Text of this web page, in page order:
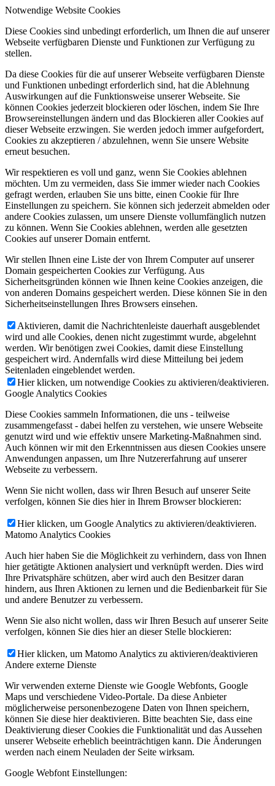
Slud
Camera Venus Furs
SunDog
MEMORIALS Golden Hours
Muddy Ruckus
The Third Mind
Buzzard Buzzard Buzzard
Glass Eye
Alex Maas
The Gluts
The Holy Spirit Of Nothing
Tucker Riggleman & The Cheap Dates
The Scratch
Stone Sober
The Black Keys Lawmaker
Nainnoh
Celestial Bums
Widowspeak Said Sara
Mdou Moctar
Bikini Beach
Saintes Liminal
The Gnomes
Khruangbin
Wild Wild Wets
Trestles
Japanese Television
The Monsters
Garcia Peoples
Hot Snakes
The Minks Small Field
Fountain
Salisman Communal Orchestration
The Eggmen Whoooooo!
Villagers
Stornoway The Dead Tongues
Sun Atoms
Langkamer
The Goa Express
Sharp Pins
Three Brothers And The Truth
Believe It It’s Easy
Black Lizard
Magic Shoppe The Everywheres
Fangus
Gunman And The Holy Ghost
HeadFirst
Cabin
The Avett Brothers
Floorbrothers
The Third Sound
The Rebels Of Tijuana
Abronia
The Ghosts Of The Underground
The Vacant Lots
Uncle Acid And The Deadbeats
Cherry Cosmos
Datura4
Unschooling
Fire In Her Eyes
Fragile Creatures
Marcus O'Neill
Federale
Steakhouse
The Lovetones
Acid Rooster
The Coalminers Grandson
The Coral
Goodbye June
Wildwood Morning
Richard Olson & The Familiars
Sleep Eaters
Native Sun
Flash Floods
Tijuana Hercules
Kids On A Crime Spree
Caroline Rose
Owen Tressider
The Clocks
No Age
Yea-Ming And The Rumours
All Them Witches
Mystic Braves
The Arthur Brothers
Sir Marmalade
Index For Working Musik
Devils Witches
Cousines Like Shit
Clothing Optional
Timothy B. Schmit
The WRS
Jadu Heart Cari Cari
Drivin N Cryin
Smoke
The Warlocks The Bamboos
The Albinos
The Dandy Warhols
Mandrake Handshake
The Shifting Sands
Notwendige Website Cookies
Diese Cookies sind unbedingt erforderlich, um Ihnen die auf unserer
Webseite verfügbaren Dienste und Funktionen zur Verfügung zu
stellen.
Da diese Cookies für die auf unserer Webseite verfügbaren Dienste
und Funktionen unbedingt erforderlich sind, hat die Ablehnung
Auswirkungen auf die Funktionsweise unserer Webseite. Sie
können Cookies jederzeit blockieren oder löschen, indem Sie Ihre
Browsereinstellungen ändern und das Blockieren aller Cookies auf
dieser Webseite erzwingen. Sie werden jedoch immer aufgefordert,
Cookies zu akzeptieren / abzulehnen, wenn Sie unsere Website
erneut besuchen.
Wir respektieren es voll und ganz, wenn Sie Cookies ablehnen
möchten. Um zu vermeiden, dass Sie immer wieder nach Cookies
gefragt werden, erlauben Sie uns bitte, einen Cookie für Ihre
Einstellungen zu speichern. Sie können sich jederzeit abmelden oder
andere Cookies zulassen, um unsere Dienste vollumfänglich nutzen
zu können. Wenn Sie Cookies ablehnen, werden alle gesetzten
Cookies auf unserer Domain entfernt.
Wir stellen Ihnen eine Liste der von Ihrem Computer auf unserer
Domain gespeicherten Cookies zur Verfügung. Aus
Sicherheitsgründen können wie Ihnen keine Cookies anzeigen, die
von anderen Domains gespeichert werden. Diese können Sie in den
Sicherheitseinstellungen Ihres Browsers einsehen.
Aktivieren, damit die Nachrichtenleiste dauerhaft ausgeblendet
wird und alle Cookies, denen nicht zugestimmt wurde, abgelehnt
werden. Wir benötigen zwei Cookies, damit diese Einstellung
gespeichert wird. Andernfalls wird diese Mitteilung bei jedem
Seitenladen eingeblendet werden.
Hier klicken, um notwendige Cookies zu aktivieren/deaktivieren.
Google Analytics Cookies
Diese Cookies sammeln Informationen, die uns - teilweise
zusammengefasst - dabei helfen zu verstehen, wie unsere Webseite
genutzt wird und wie effektiv unsere Marketing-Maßnahmen sind.
Auch können wir mit den Erkenntnissen aus diesen Cookies unsere
Anwendungen anpassen, um Ihre Nutzererfahrung auf unserer
Webseite zu verbessern.
Wenn Sie nicht wollen, dass wir Ihren Besuch auf unserer Seite
verfolgen, können Sie dies hier in Ihrem Browser blockieren:
Hier klicken, um Google Analytics zu aktivieren/deaktivieren.
Matomo Analytics Cookies
Auch hier haben Sie die Möglichkeit zu verhindern, dass von Ihnen
hier getätigte Aktionen analysiert und verknüpft werden. Dies wird
Ihre Privatsphäre schützen, aber wird auch den Besitzer daran
hindern, aus Ihren Aktionen zu lernen und die Bedienbarkeit für Sie
und andere Benutzer zu verbessern.
Wenn Sie also nicht wollen, dass wir Ihren Besuch auf unserer Seite
verfolgen, können Sie dies hier an dieser Stelle blockieren:
Hier klicken, um Matomo Analytics zu aktivieren/deaktivieren
Andere externe Dienste
Wir verwenden externe Dienste wie Google Webfonts, Google
Maps und verschiedene Video-Portale. Da diese Anbieter
möglicherweise personenbezogene Daten von Ihnen speichern,
können Sie diese hier deaktivieren. Bitte beachten Sie, dass eine
Deaktivierung dieser Cookies die Funktionalität und das Aussehen
unserer Webseite erheblich beeinträchtigen kann. Die Änderungen
werden nach einem Neuladen der Seite wirksam.
Google Webfont Einstellungen: